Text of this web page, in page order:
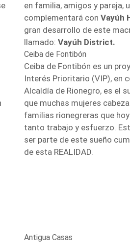
en familia, amigos y pareja,
complementará con Vayúh
gran desarrollo de este
llamado: Vayúh District.
Ceiba de Fontibón
Ceiba de Fontibón es un
Interés Prioritario (VIP), en
Alcaldía de Rionegro, es el
que muchas mujeres
familias rionegreras que
tanto trabajo y esfuerzo.
ser parte de este sueño
de esta REALIDAD.
Antigua Casas